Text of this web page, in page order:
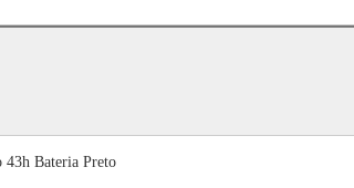
43h Bateria Preto